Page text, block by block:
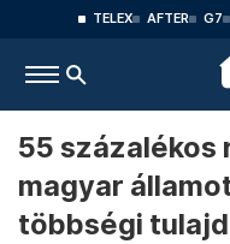
TELEX AFTER G7
55 százalékos
magyar
többségi